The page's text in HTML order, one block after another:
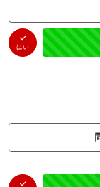
はい
はい
（0件）
未投票
はい